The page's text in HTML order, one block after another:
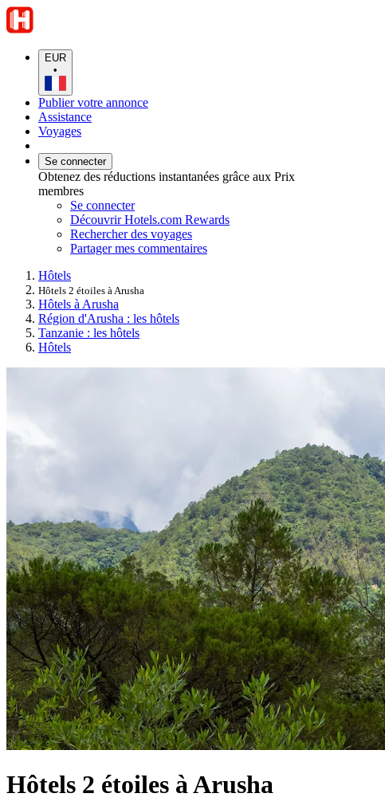
EUR
•
Publier votre annonce
Assistance
Voyages
Se connecter
Obtenez des réductions instantanées grâce aux Prix
membres
Se connecter
Découvrir Hotels.com Rewards
Rechercher des voyages
Partager mes commentaires
Hôtels
Hôtels 2 étoiles à Arusha
Hôtels à Arusha
Région d'Arusha : les hôtels
Tanzanie : les hôtels
Hôtels
Hôtels 2 étoiles à Arusha